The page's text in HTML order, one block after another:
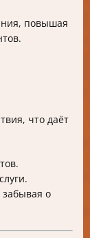
повышая
что даёт
о